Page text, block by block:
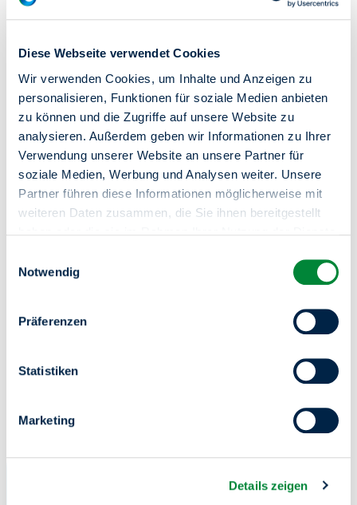
Diese Webseite verwendet Cookies
Wir verwenden Cookies, um Inhalte und Anzeigen zu
personalisieren, Funktionen für soziale Medien anbieten
zu können und die Zugriffe auf unsere Website zu
analysieren. Außerdem geben wir Informationen zu Ihrer
Verwendung unserer Website an unsere Partner für
soziale Medien, Werbung und Analysen weiter. Unsere
Partner führen diese Informationen möglicherweise mit
weiteren Daten zusammen, die Sie ihnen bereitgestellt
Sie haben das Recht Ihre erteilten Einwilligungen
jederzeit zu widerrufen. Dies ist über einen erneuten
Aufruf dieses Tools über den Button am unteren linken
Rand möglich.
Notwendig
Präferenzen
Statistiken
Marketing
Details zeigen
Eintragen des Beschreibungstexts neben der blauen
Box im Bereich “Beschreibung”
Alle weiteren Inhaltselemente werden wie bei
“normalen” Inhaltselementen im Inhaltsbereich
“normal” gepflegt. In einer festen Reihenfolge, siehe
Beispiel-Projektseite.
Partizipations-Slider
zur Anleitung